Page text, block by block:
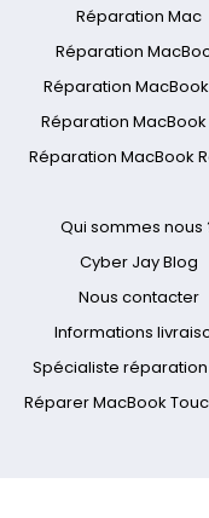
Réparation Mac
Réparation
Réparation
Réparation MacBook
Réparation MacBook
Qui sommes nous
Cyber Jay Blog
Nous contacter
Informations
Spécialiste
Réparer MacBook